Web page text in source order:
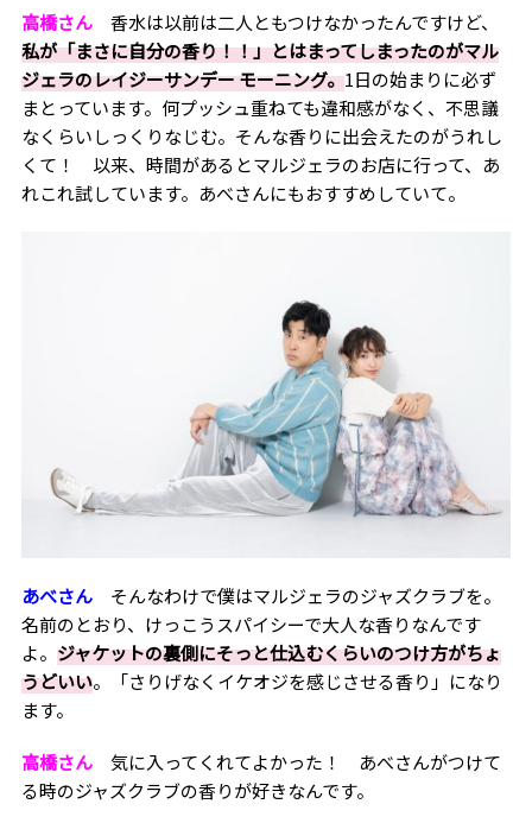
高橋さん香水は以前は二人ともつけなかったんですけど、
私が「まさに自分の香り！！」とはまってしまったのがマル
ジェラのレイジーサンデー モーニング。1日の始まりに必ず
まとっています。何プッシュ重ねても違和感がなく、不思議
なくらいしっくりなじむ。そんな香りに出会えたのがうれし
くて！ 以来、時間があるとマルジェラのお店に行って、あ
れこれ試しています。あべさんにもおすすめしていて。
あべさんそんなわけで僕はマルジェラのジャズクラブを。
名前のとおり、けっこうスパイシーで大人な香りなんです
よ。 ジャケットの裏側にそっと仕込むくらいのつけ方がちょ
うどいい。「さりげなくイケオジを感じさせる香り」になり
ます。
高橋さん気に入ってくれてよかった！ あべさんがつけて
る時のジャズクラブの香りが好きなんです。